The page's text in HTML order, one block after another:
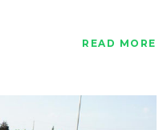
READ MORE